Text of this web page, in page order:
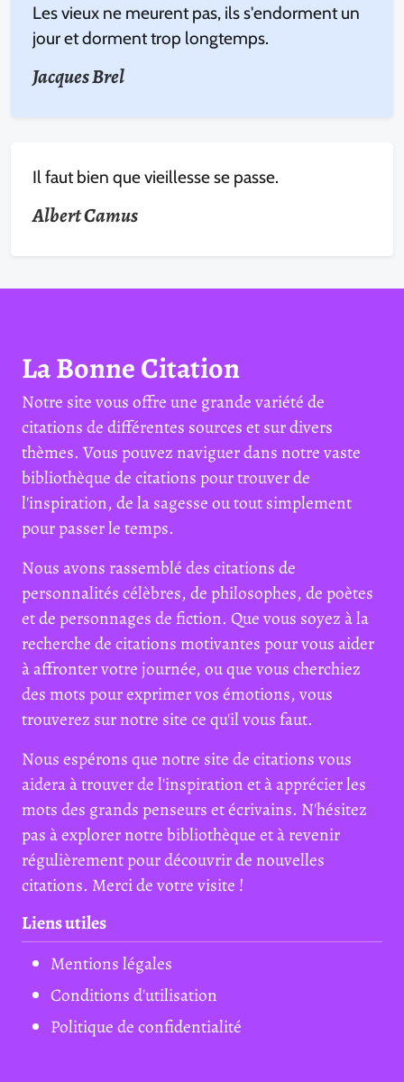
Les vieux ne meurent pas, ils s'endorment un
jour et dorment trop longtemps.
Jacques Brel
Il faut bien que vieillesse se passe.
Albert Camus
La Bonne Citation
Notre site vous offre une grande variété de
citations de différentes sources et sur divers
thèmes. Vous pouvez naviguer dans notre vaste
bibliothèque de citations pour trouver de
l'inspiration, de la sagesse ou tout simplement
pour passer le temps.
Nous avons rassemblé des citations de
personnalités célèbres, de philosophes, de poètes
et de personnages de fiction. Que vous soyez à la
recherche de citations motivantes pour vous aider
à affronter votre journée, ou que vous cherchiez
des mots pour exprimer vos émotions, vous
trouverez sur notre site ce qu'il vous faut.
Nous espérons que notre site de citations vous
aidera à trouver de l'inspiration et à apprécier les
mots des grands penseurs et écrivains. N'hésitez
pas à explorer notre bibliothèque et à revenir
régulièrement pour découvrir de nouvelles
citations. Merci de votre visite !
Liens utiles
Mentions légales
Conditions d'utilisation
Politique de confidentialité